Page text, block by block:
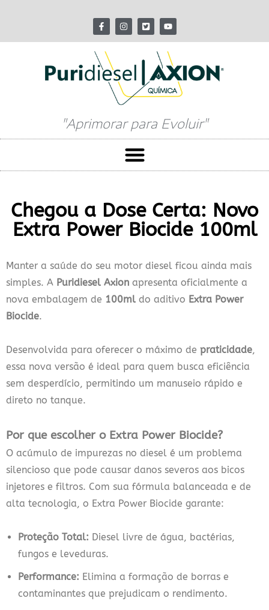
"Aprimorar para Evoluir"
Chegou a Dose Certa: Novo
Extra Power Biocide 100ml
Manter a saúde do seu motor diesel ficou ainda mais
simples. A Puridiesel Axion apresenta oficialmente a
nova embalagem de 100ml do aditivo Extra Power
Biocide.
Desenvolvida para oferecer o máximo de praticidade,
essa nova versão é ideal para quem busca eficiência
sem desperdício, permitindo um manuseio rápido e
direto no tanque.
Por que escolher o Extra Power Biocide?
O acúmulo de impurezas no diesel é um problema
silencioso que pode causar danos severos aos bicos
injetores e filtros. Com sua fórmula balanceada e de
alta tecnologia, o Extra Power Biocide garante:
Proteção Total: Diesel livre de água, bactérias,
fungos e leveduras.
Performance: Elimina a formação de borras e
contaminantes que prejudicam o rendimento.